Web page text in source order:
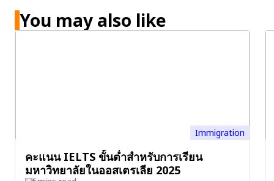
You may also like
Immigration
คะแนน IELTS ขั้นต่ำสำหรับการเรียน
มหาวิทยาลัยในออสเตรเลีย 2025